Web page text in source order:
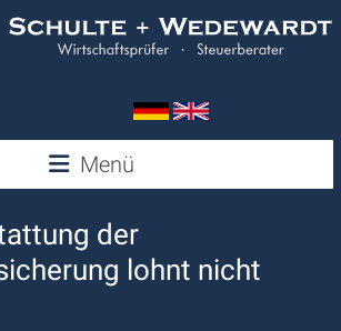
Wedewardt
&
Schulte
Menü
der
lohnt nicht